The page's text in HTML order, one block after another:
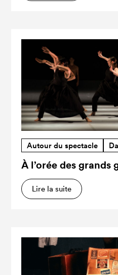
Autour du spectacle
À l’orée des grands
Lire la suite